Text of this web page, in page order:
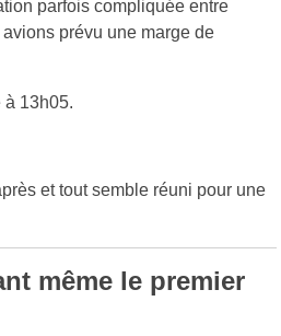
parfois compliquée entre
prévu une marge de
à 13h05.
et tout semble réuni pour une
même le premier